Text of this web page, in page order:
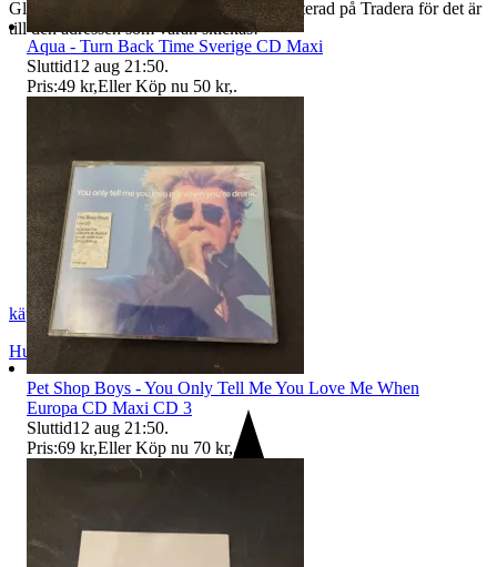
Glöm inte att din adress måste vara uppdaterad på Tradera för det är
till den adressen som varan skickas!
käppis
Hudiksvall
Aqua - Turn Back Time Sverige CD Maxi
Sluttid12 aug 21:50.
Pris:49 kr,Eller Köp nu 50 kr,.
Pet Shop Boys - You Only Tell Me You Love Me When
Europa CD Maxi CD 3
Sluttid12 aug 21:50.
Pris:69 kr,Eller Köp nu 70 kr,.